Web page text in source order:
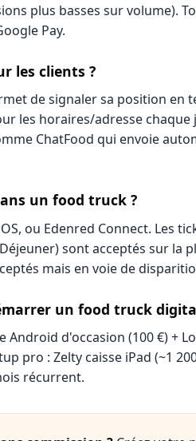
plus basses sur volume).
Pay.
les clients ?
de signaler sa position en
les horaires/adresse
ChatFood qui envoie
un food truck ?
ou Edenred Connect. Les
sont acceptés sur la
mais en voie de
un food truck
Android d'occasion (100 €) +
pro : Zelty caisse iPad (~1
récurrent.